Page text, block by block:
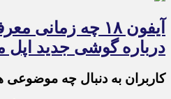
آیفون ۱۸ چه
درباره گوشی جدید اپل
کاربران به دنبال چه موضوعی